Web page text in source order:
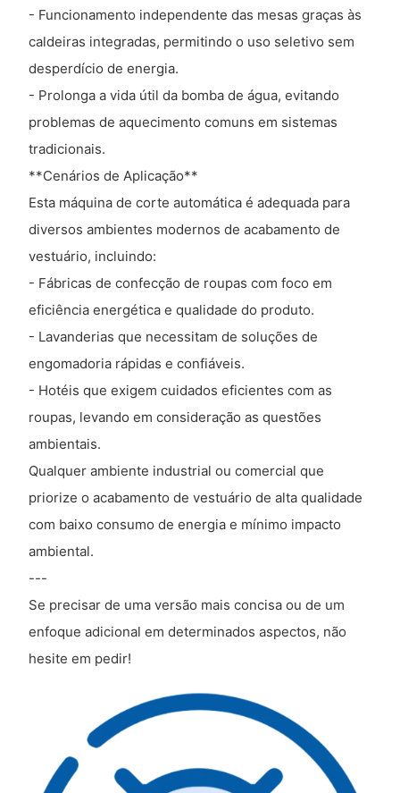
- Funcionamento independente das mesas graças às
caldeiras integradas, permitindo o uso seletivo sem
desperdício de energia.
- Prolonga a vida útil da bomba de água, evitando
problemas de aquecimento comuns em sistemas
tradicionais.
**Cenários de Aplicação**
Esta máquina de corte automática é adequada para
diversos ambientes modernos de acabamento de
vestuário, incluindo:
- Fábricas de confecção de roupas com foco em
eficiência energética e qualidade do produto.
- Lavanderias que necessitam de soluções de
engomadoria rápidas e confiáveis.
- Hotéis que exigem cuidados eficientes com as
roupas, levando em consideração as questões
ambientais.
Qualquer ambiente industrial ou comercial que
priorize o acabamento de vestuário de alta qualidade
com baixo consumo de energia e mínimo impacto
ambiental.
---
Se precisar de uma versão mais concisa ou de um
enfoque adicional em determinados aspectos, não
hesite em pedir!